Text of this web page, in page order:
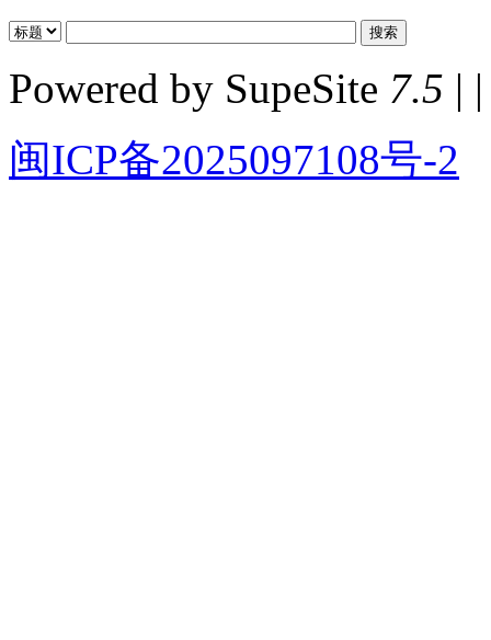
Powered by SupeSite 7.5 | |
闽ICP备2025097108号-2